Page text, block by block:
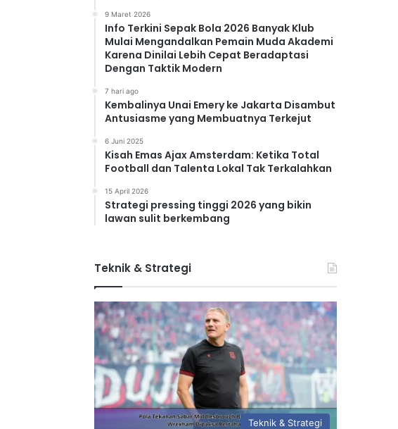
9 Maret 2026
Info Terkini Sepak Bola 2026 Banyak Klub
Mulai Mengandalkan Pemain Muda Akademi
Karena Dinilai Lebih Cepat Beradaptasi
Dengan Taktik Modern
7 hari ago
Kembalinya Unai Emery ke Jakarta Disambut
Antusiasme yang Membuatnya Terkejut
6 Juni 2025
Kisah Emas Ajax Amsterdam: Ketika Total
Football dan Talenta Lokal Tak Terkalahkan
15 April 2026
Strategi pressing tinggi 2026 yang bikin
lawan sulit berkembang
Teknik & Strategi
Teknik & Strategi